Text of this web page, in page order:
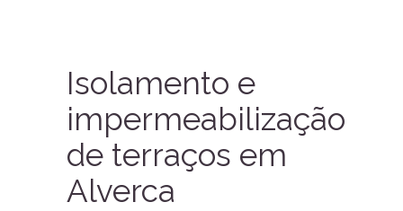
Isolamento e
impermeabilização
de terraços em
Alverca